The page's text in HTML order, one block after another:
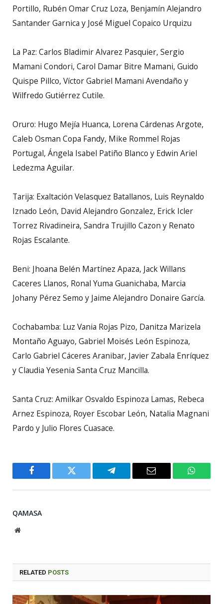
Portillo, Rubén Omar Cruz Loza, Benjamín Alejandro
Santander Garnica y José Miguel Copaico Urquizu
La Paz: Carlos Bladimir Alvarez Pasquier, Sergio
Mamani Condori, Carol Damar Bitre Mamani, Guido
Quispe Pillco, Víctor Gabriel Mamani Avendaño y
Wilfredo Gutiérrez Cutile.
Oruro: Hugo Mejía Huanca, Lorena Cárdenas Argote,
Caleb Osman Copa Fandy, Mike Rommel Rojas
Portugal, Ángela Isabel Patiño Blanco y Edwin Ariel
Ledezma Aguilar.
Tarija: Exaltación Velasquez Batallanos, Luis Reynaldo
Iznado León, David Alejandro Gonzalez, Erick Icler
Torrez Rivadineira, Sandra Trujillo Cazon y Renato
Rojas Escalante.
Beni: Jhoana Belén Martínez Apaza, Jack Willans
Caceres Llanos, Ronal Yuma Guanichaba, Marcia
Johany Pérez Semo y Jaime Alejandro Donaire García.
Cochabamba: Luz Vania Rojas Pizo, Danitza Marizela
Montaño Aguayo, Gabriel Moisés León Espinoza,
Carlo Gabriel Cáceres Aranibar, Javier Zabala Enríquez
y Claudia Yesenia Santa Cruz Mancilla.
Santa Cruz: Amilkar Osvaldo Espinoza Lamas, Rebeca
Arnez Espinoza, Royer Escobar León, Natalia Magnani
Pardo y Julio Flores Cuasace.
Facebook Twitter Telegram Email
QAMASA
Website
RELATED POSTS